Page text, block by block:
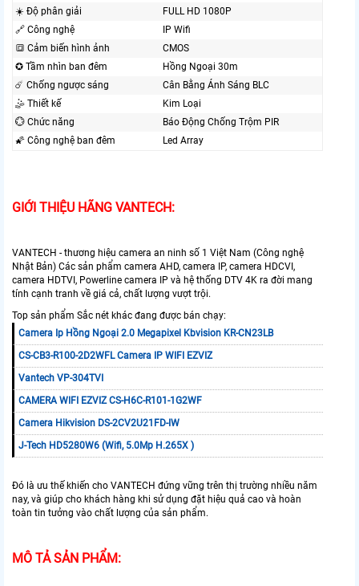
☀️ Độ phân giải
FULL HD 1080P
🔗 Công nghệ
IP Wifi
🔳 Cảm biến hình ảnh
CMOS
✪ Tầm nhìn ban đêm
Hồng Ngoại 30m
☄️ Chống ngược sáng
Cân Bằng Ánh Sáng BLC
🤹 Thiết kế
Kim Loại
💮 Chức năng
Báo Động Chống Trộm PIR
🌠 Công nghệ ban đêm
Led Array
GIỚI THIỆU HÃNG VANTECH:
VANTECH - thương hiệu camera an ninh số 1 Việt Nam (Công nghệ
Nhật Bản) Các sản phẩm camera AHD, camera IP, camera HDCVI,
camera HDTVI, Powerline camera IP và hệ thống DTV 4K ra đời mang
tính cạnh tranh về giá cả, chất lượng vượt trội.
Top sản phẩm Sắc nét khác đang được bán chạy:
Camera Ip Hồng Ngoại 2.0 Megapixel Kbvision KR-CN23LB
CS-CB3-R100-2D2WFL Camera IP WIFI EZVIZ
Vantech VP-304TVI
CAMERA WIFI EZVIZ CS-H6C-R101-1G2WF
Camera Hikvision DS-2CV2U21FD-IW
J-Tech HD5280W6 (Wifi, 5.0Mp H.265X )
Đó là ưu thế khiến cho VANTECH đứng vững trên thị trường nhiều năm
nay, và giúp cho khách hàng khi sử dụng đặt hiệu quả cao và hoàn
toàn tin tưởng vào chất lượng của sản phẩm.
MÔ TẢ SẢN PHẨM: